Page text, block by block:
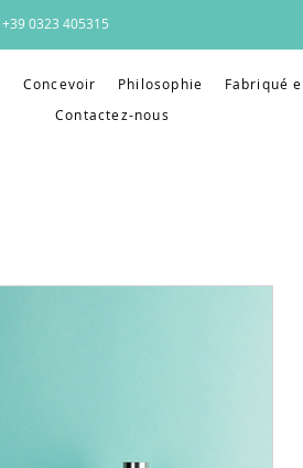
+39 0323 405315
Concevoir Philosophie Fabriqué
Contactez-nous